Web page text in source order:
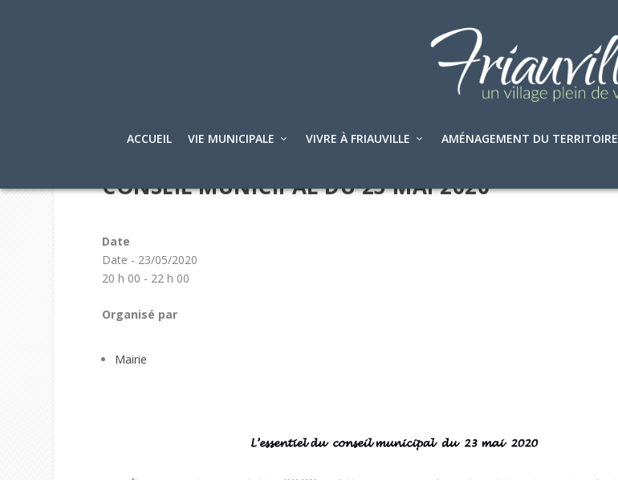
ACCUEIL VIE MUNICIPALE VIVRE À FRIAUVILLE AMÉNAGEMENT DU TERRITOIRE
CONSEIL MUNICIPAL DU 23 MAI 2020
Date
Date - 23/05/2020
20 h 00 - 22 h 00
Organisé par
Mairie